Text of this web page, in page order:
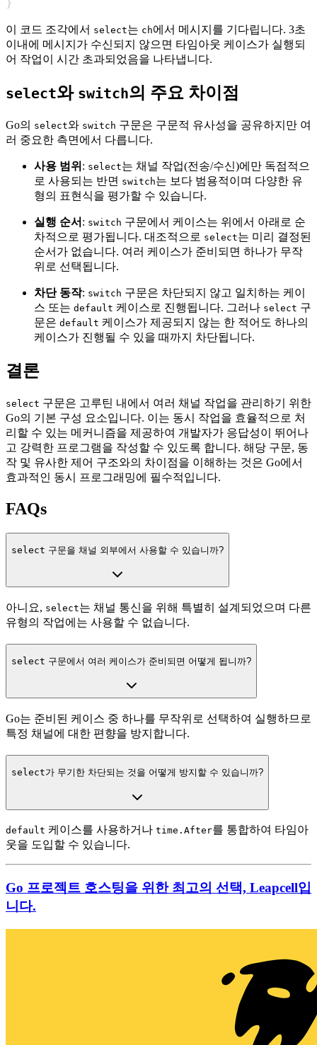
이 코드 조각에서 select는 ch에서 메시지를 기다립니다. 3초
이내에 메시지가 수신되지 않으면 타임아웃 케이스가 실행되
어 작업이 시간 초과되었음을 나타냅니다.
select와 switch의 주요 차이점
Go의 select와 switch 구문은 구문적 유사성을 공유하지만 여
러 중요한 측면에서 다릅니다.
사용 범위 : select는 채널 작업(전송/수신)에만 독점적으
로 사용되는 반면 switch는 보다 범용적이며 다양한 유
형의 표현식을 평가할 수 있습니다.
실행 순서 : switch 구문에서 케이스는 위에서 아래로 순
차적으로 평가됩니다. 대조적으로 select는 미리 결정된
순서가 없습니다. 여러 케이스가 준비되면 하나가 무작
위로 선택됩니다.
차단 동작: switch 구문은 차단되지 않고 일치하는 케이
스 또는 default 케이스로 진행됩니다. 그러나 select 구
문은 default 케이스가 제공되지 않는 한 적어도 하나의
케이스가 진행될 수 있을 때까지 차단됩니다.
결론
select 구문은 고루틴 내에서 여러 채널 작업을 관리하기 위한
Go의 기본 구성 요소입니다. 이는 동시 작업을 효율적으로 처
리할 수 있는 메커니즘을 제공하여 개발자가 응답성이 뛰어나
고 강력한 프로그램을 작성할 수 있도록 합니다. 해당 구문, 동
작 및 유사한 제어 구조와의 차이점을 이해하는 것은 Go에서
효과적인 동시 프로그래밍에 필수적입니다.
FAQs
select 구문을 채널 외부에서 사용할 수 있습니까?
아니요, select는 채널 통신을 위해 특별히 설계되었으며 다른
유형의 작업에는 사용할 수 없습니다.
select 구문에서 여러 케이스가 준비되면 어떻게 됩니까?
Go는 준비된 케이스 중 하나를 무작위로 선택하여 실행하므로
특정 채널에 대한 편향을 방지합니다.
select가 무기한 차단되는 것을 어떻게 방지할 수 있습니까?
default 케이스를 사용하거나 time.After를 통합하여 타임아
웃을 도입할 수 있습니다.
Go 프로젝트 호스팅을 위한 최고의 선택, Leapcell입
니다.